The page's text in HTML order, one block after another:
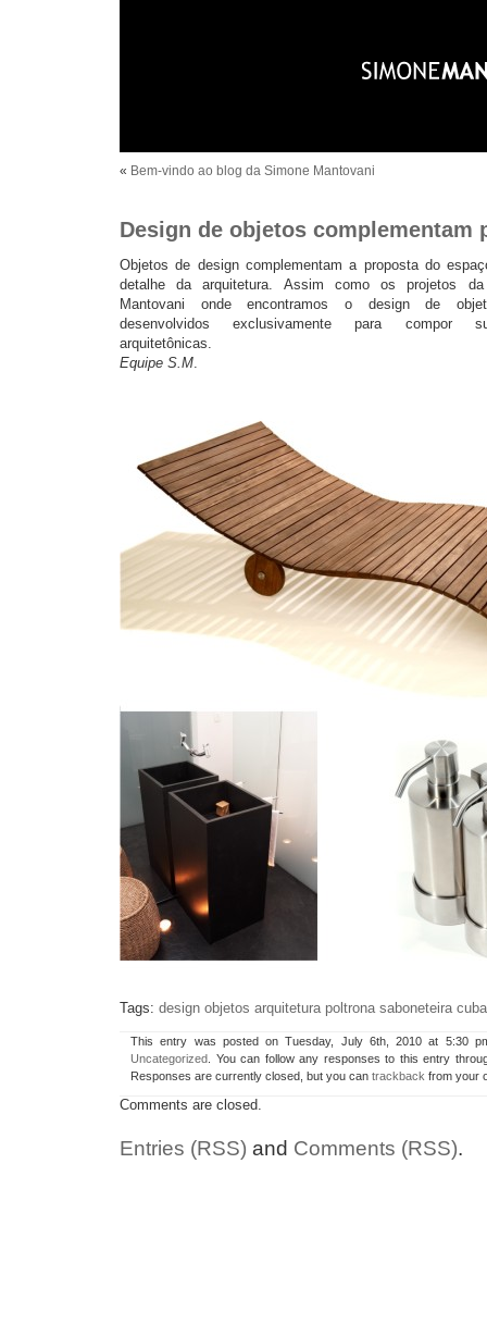
« Bem-vindo ao blog da Simone Mantovani
Design de objetos complementam
Objetos de design complementam a proposta do
detalhe da arquitetura. Assim como os projetos da
Mantovani onde encontramos o design de
desenvolvidos exclusivamente para compor
arquitetônicas.
Equipe S.M.
Tags: design objetos arquitetura poltrona saboneteira cuba
This entry was posted on Tuesday, July 6th, 2010 at 5:30
Uncategorized . You can follow any responses to this entry
Responses are currently closed, but you can trackback from your
Comments are closed.
Entries (RSS) and Comments (RSS).